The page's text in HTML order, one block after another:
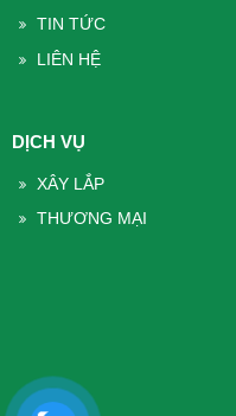
TIN TỨC
LIÊN HỆ
DỊCH VỤ
XÂY LẮP
THƯƠNG MẠI